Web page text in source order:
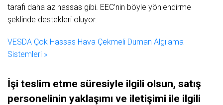
tarafı daha az hassas gibi. EEC’nin böyle yönlendirme
şeklinde destekleri oluyor.
VESDA Çok Hassas Hava Çekmeli Duman Algılama
Sistemleri »
İşi teslim etme süresiyle ilgili olsun, satış
personelinin yaklaşımı ve iletişimi ile ilgili